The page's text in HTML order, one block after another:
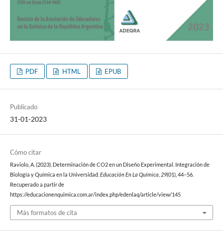
PDF HTML EPUB
Publicado
31-01-2023
Cómo citar
Raviolo, A. (2023). Determinación de CO2 en un Diseño Experimental. Integración de
Biología y Química en la Universidad. Educación En La Química 29(01), 44–56.
Recuperado a partir de
https://educacionenquimica.com.ar/index.php/edenlaq/article/view/145
Más formatos de cita